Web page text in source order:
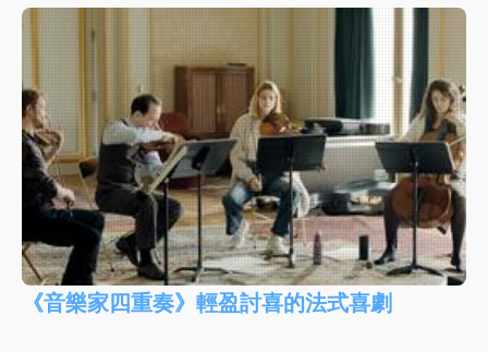
《音樂家四重奏》輕盈討喜的法式喜劇